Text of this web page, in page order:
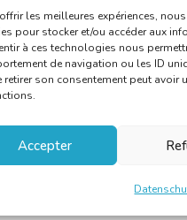
les meilleures expériences,
pour stocker et/ou accéder aux
à ces technologies nous
de navigation ou les ID
retirer son consentement peut avoir
Accepter